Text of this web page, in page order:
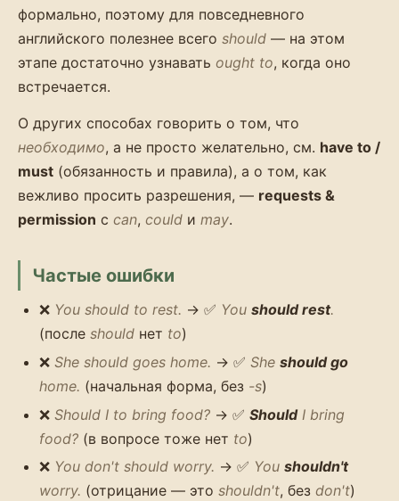
формально, поэтому для повседневного
английского полезнее всего should — на этом
этапе достаточно узнавать ought to, когда оно
встречается.
О других способах говорить о том, что
необходимо, а не просто желательно, см. have to /
must (обязанность и правила), а о том, как
вежливо просить разрешения, — requests &
permission с can, could и may.
Частые ошибки
❌ You should to rest. → ✅ You should rest.
(после should нет to)
❌ She should goes home. → ✅ She should go
home. (начальная форма, без -s)
❌ Should I to bring food? → ✅ ShouldI bring
food? (в вопросе тоже нет to)
❌ You don't should worry. → ✅ You shouldn't
worry. (отрицание — это shouldn't, без don't)